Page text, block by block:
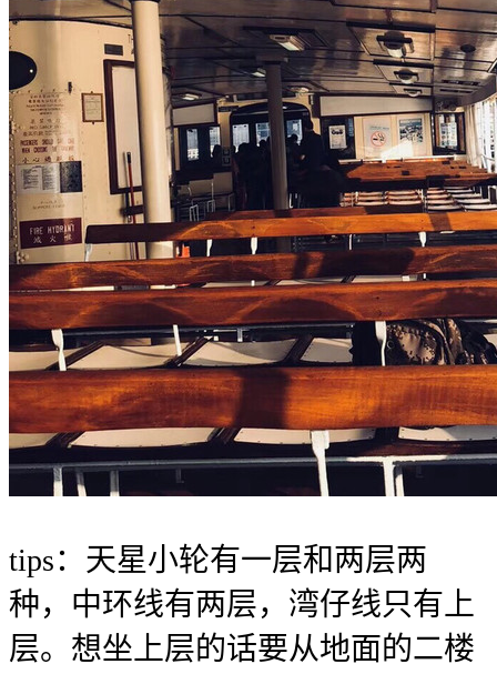
tips：天星小轮有一层和两层两
种，中环线有两层，湾仔线只有上
层。想坐上层的话要从地面的二楼